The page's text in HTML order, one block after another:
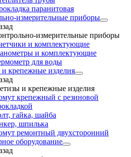
паранитовая
измерительные приборы
измерительные приборы
и комплектующие
и комплектующие
для воды
крепежные изделия
и крепежные изделия
крепежный с резиновой
гайка, шайба
шпилька
ремонтный двухсторонний
оборудование